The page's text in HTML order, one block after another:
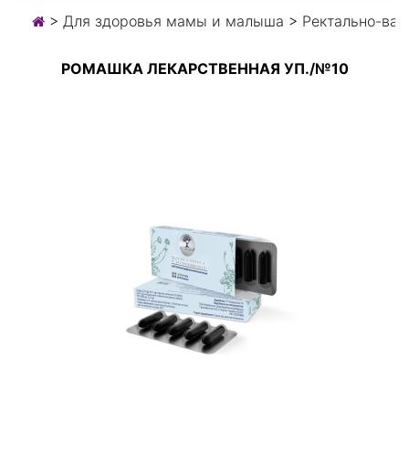
> Для здоровья мамы и малыша > Ректально-
РОМАШКА ЛЕКАРСТВЕННАЯ УП./№10